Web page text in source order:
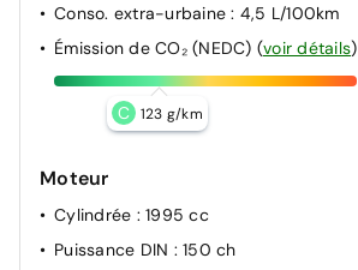
Conso. extra-urbaine: 4,5 L/100km
Émission de CO₂ (NEDC) (voir détails)
C 123 g/km
Moteur
Cylindrée : 1995 cc
Puissance DIN : 150 ch